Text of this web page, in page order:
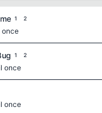
1 2
once
1 2
once
once